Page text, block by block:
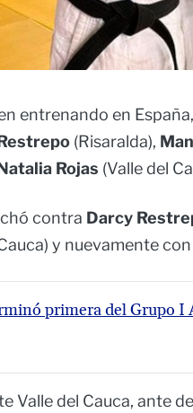
entrenando en
(Risaralda),
Rojas (Valle del
contra Darcy
y nuevamente con
primera del Grupo I
Valle del Cauca, ante